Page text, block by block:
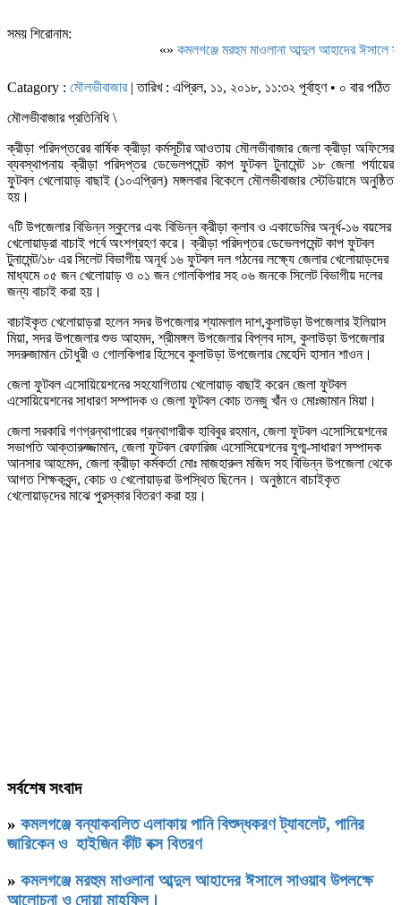
সময় শিরোনাম:
«»কমলগঞ্জে মরহুম মাওলানা আব্দুল আহাদের ঈসালে
Catagory : মৌলভীবাজার| তারিখ : এপ্রিল, ১১, ২০১৮, ১১:৩২ পূর্বাহ্ণ • ০ বার পঠিত
মৌলভীবাজার প্রতিনিধি \
ক্রীড়া পরিদপ্তরের বার্ষিক ক্রীড়া কর্মসূচীর আওতায় মৌলভীবাজার জেলা ক্রীড়া অফিসের
ব্যবস্থাপনায় ক্রীড়া পরিদপ্তর ডেভেলপমেন্ট কাপ ফুটবল টুনামেন্ট ১৮ জেলা পর্যায়ের
ফুটবল খেলোয়াড় বাছাই (১০এপ্রিল) মঙ্গলবার বিকেলে মৌলভীবাজার স্টেডিয়ামে অনুষ্ঠিত
হয়।
৭টি উপজেলার বিভিন্ন স্কুলের এবং বিভিন্ন ক্রীড়া ক্লাব ও একাডেমির অনূর্ধ-১৬ বয়সের
খেলোয়াড়রা বাচাই পর্বে অংশগ্রহণ করে। ক্রীড়া পরিদপ্তর ডেভেলপমেন্ট কাপ ফুটবল
টুনামেন্ট/১৮ এর সিলেট বিভাগীয় অনূর্ধ ১৬ ফুটবল দল গঠনের লক্ষ্যে জেলার খেলোয়াড়দের
মাধ্যমে ০৫ জন খেলোয়াড় ও ০১ জন গোলকিপার সহ ০৬ জনকে সিলেট বিভাগীয় দলের
জন্য বাচাই করা হয়।
বাচাইকৃত খেলোয়াড়রা হলেন সদর উপজেলার শ্যামলাল দাশ,কুলাউড়া উপজেলার ইলিয়াস
মিয়া, সদর উপজেলার শুভ আহমদ, শ্রীমঙ্গল উপজেলার বিপ্লব দাস, কুলাউড়া উপজেলার
সদরুজামান চৌধুরী ও গোলকিপার হিসেবে কুলাউড়া উপজেলার মেহেদি হাসান শাওন।
জেলা ফুটবল এসোয়িয়েশনের সহযোগিতায় খেলোয়াড় বাছাই করেন জেলা ফুটবল
এসোয়িয়েশনের সাধারণ সম্পাদক ও জেলা ফুটবল কোচ তনজু খাঁন ও মোঃজামান মিয়া।
জেলা সরকারি গণগ্রন্থাগারের গ্রন্থাগারীক হাবিবুর রহমান, জেলা ফুটবল এসোসিয়েশনের
সভাপতি আক্তারুজ্জামান, জেলা ফুটবল রেফারিজ এসোসিয়েশনের যুগ্ম-সাধারণ সম্পাদক
আনসার আহমেদ, জেলা ক্রীড়া কর্মকর্তা মোঃ মাজহারুল মজিদ সহ বিভিন্ন উপজেলা থেকে
আগত শিক্ষকবৃন্দ, কোচ ও খেলোয়াড়রা উপস্থিত ছিলেন। অনুষ্ঠানে বাচাইকৃত
খেলোয়াড়দের মাঝে পুরস্কার বিতরণ করা হয়।
সর্বশেষ সংবাদ
» কমলগঞ্জে বন্যাকবলিত এলাকায় পানি বিশুদ্ধকরণ ট্যাবলেট, পানির
জারিকেন ও হাইজিন কীট বক্স বিতরণ
» কমলগঞ্জে মরহুম মাওলানা আব্দুল আহাদের ঈসালে সাওয়াব উপলক্ষে
আলোচনা ও দোয়া মাহফিল।